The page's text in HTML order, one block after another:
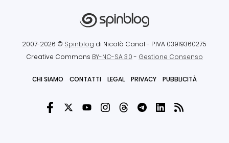
2007-2026 © Spinblog di Nicolò Canal - P.IVA 03919360275
Creative Commons BY-NC-SA 3.0- Gestione Consenso
CHI SIAMO CONTATTI LEGAL PRIVACY PUBBLICITÀ